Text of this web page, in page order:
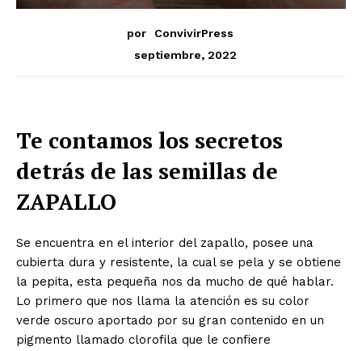
por
ConvivirPress
septiembre, 2022
Te contamos los secretos
detrás de las semillas de
ZAPALLO
Se encuentra en el interior del zapallo, posee una
cubierta dura y resistente, la cual se pela y se obtiene
la pepita, esta pequeña nos da mucho de qué hablar.
Lo primero que nos llama la atención es su color
verde oscuro aportado por su gran contenido en un
pigmento llamado clorofila que le confiere